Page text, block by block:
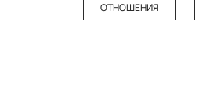
ОТНОШЕНИЯ